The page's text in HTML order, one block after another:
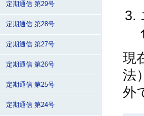
現
法
外
定期通信 第29号
定期通信 第28号
定期通信 第27号
定期通信 第26号
定期通信 第25号
定期通信 第24号